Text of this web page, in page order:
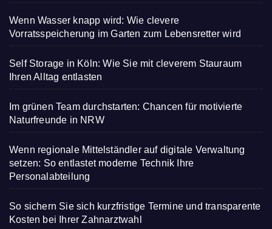
Wenn Wasser knapp wird: Wie clevere
Vorratsspeicherung im Garten zum Lebensretter wird
Self Storage in Köln: Wie Sie mit cleverem Stauraum
Ihren Alltag entlasten
Im grünen Team durchstarten: Chancen für motivierte
Naturfreunde in NRW
Wenn regionale Mittelständler auf digitale Verwaltung
setzen: So entlastet moderne Technik Ihre
Personalabteilung
So sichern Sie sich kurzfristige Termine und transparente
Kosten bei Ihrer Zahnarztwahl